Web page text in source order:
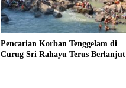
Pencarian Korban Tenggelam di
Curug Sri Rahayu Terus Berlanjut